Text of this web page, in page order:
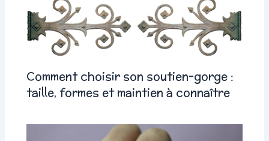
Comment choisir son soutien-gorge :
taille, formes et maintien à connaître